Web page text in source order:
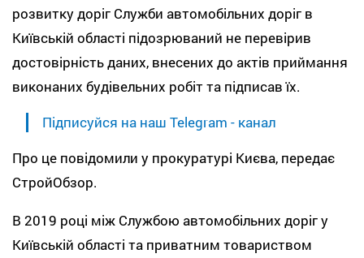
розвитку доріг Служби автомобільних доріг в
Київській області підозрюваний не перевірив
достовірність даних, внесених до актів приймання
виконаних будівельних робіт та підписав їх.
Підписуйся на наш Telegram - канал
Про це повідомили у прокуратурі Києва, передає
СтройОбзор.
В 2019 році між Службою автомобільних доріг у
Київській області та приватним товариством